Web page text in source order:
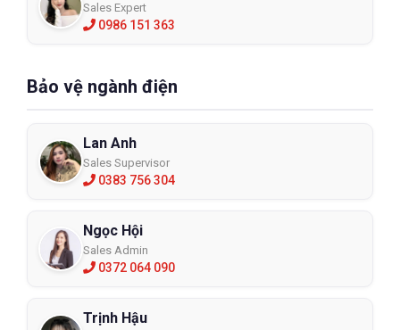
Sales Expert
0986 151 363
Bảo vệ ngành điện
Lan Anh
Sales Supervisor
0383 756 304
Ngọc Hội
Sales Admin
0372 064 090
Trịnh Hậu